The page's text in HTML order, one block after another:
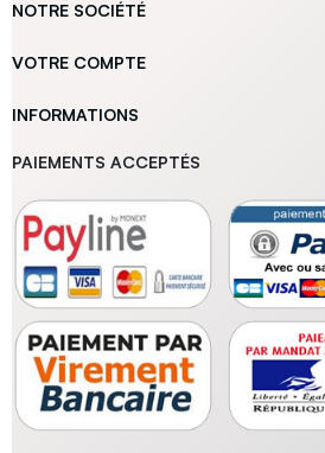
NOTRE SOCIÉTÉ
VOTRE COMPTE
INFORMATIONS
PAIEMENTS ACCEPTÉS